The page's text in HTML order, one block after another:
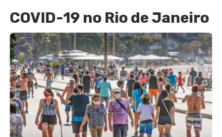
COVID-19 no Rio de Janeiro